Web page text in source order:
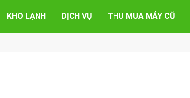
KHO LẠNH DỊCH VỤ THU MUA MÁY CŨ